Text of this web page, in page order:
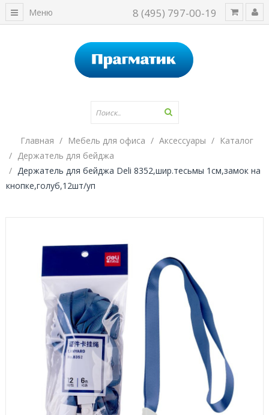
8 (495) 797-00-19
Меню
Главная Мебель для офиса Аксессуары
Каталог
Держатель для бейджа
Держатель для бейджа Deli 8352,шир.тесьмы 1см,замок на
кнопке,голуб,12шт/уп